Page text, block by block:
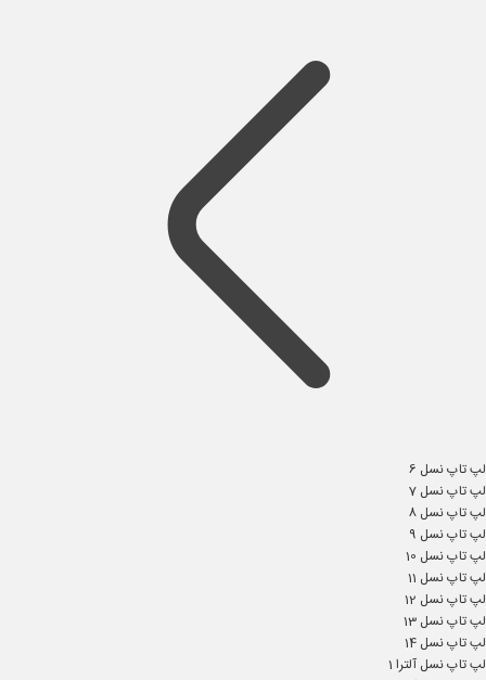
لپ تاپ نسل 6
لپ تاپ نسل 7
لپ تاپ نسل 8
لپ تاپ نسل 9
لپ تاپ نسل 10
لپ تاپ نسل 11
لپ تاپ نسل 12
لپ تاپ نسل 13
لپ تاپ نسل 14
لپ تاپ نسل آلترا 1